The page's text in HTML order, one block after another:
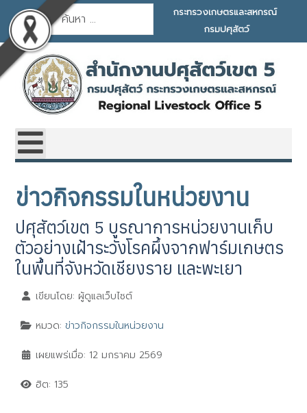
การค้นหา
กระทรวงเกษตรและสหกรณ์
กรมปศุสัตว์
ข่าวกิจกรรมในหน่วยงาน
ปศุสัตว์เขต 5 บูรณาการหน่วยงานเก็บ
ตัวอย่างเฝ้าระวังโรคผึ้งจากฟาร์มเกษตร
ในพื้นที่จังหวัดเชียงราย และพะเยา
เขียนโดย: ผู้ดูแลเว็บไซต์
หมวด: ข่าวกิจกรรมในหน่วยงาน
เผยแพร่เมื่อ: 12 มกราคม 2569
ฮิต: 135